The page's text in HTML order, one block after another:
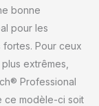
bonne
pour les
Pour ceux
extrêmes,
Professional
ce modèle-ci soit